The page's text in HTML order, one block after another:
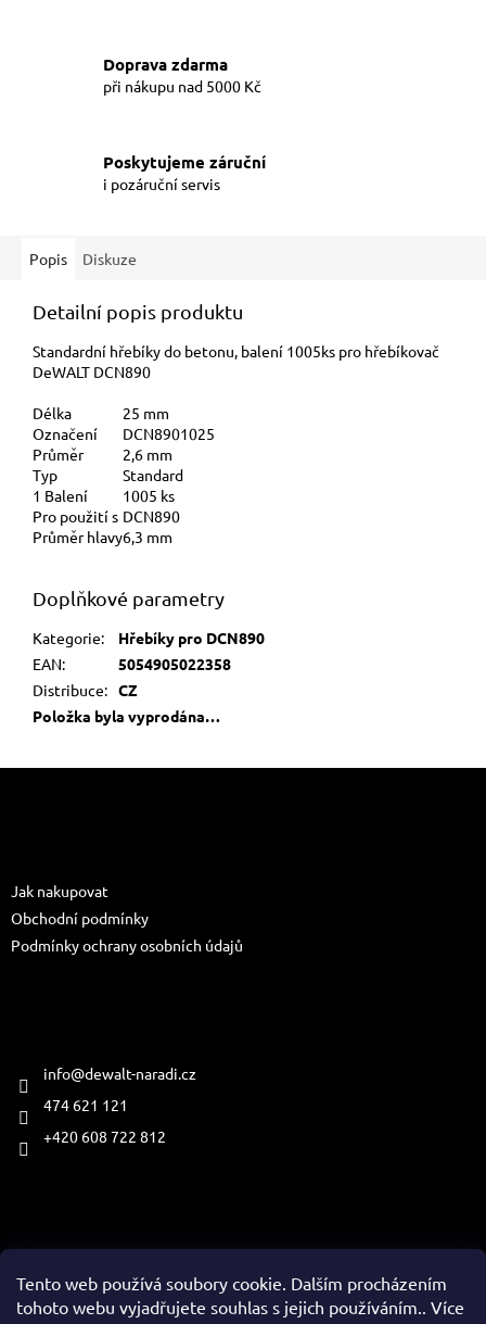
Tento web používá soubory cookie. Dalším procházením
tohoto webu vyjadřujete souhlas s jejich používáním.. Více
Doprava zdarma
při nákupu nad 5000 Kč
Poskytujeme záruční
i pozáruční servis
Popis Diskuze
Detailní popis produktu
Standardní hřebíky do betonu, balení 1005ks pro hřebíkovač
DeWALT DCN890
Délka
25 mm
Označení
DCN8901025
Průměr
2,6 mm
Typ
Standard
1 Balení
1005 ks
Pro použití s DCN890
Průměr hlavy6,3 mm
Doplňkové parametry
Kategorie:
Hřebíky pro DCN890
EAN:
5054905022358
Distribuce: CZ
Položka byla vyprodána…
Jak nakupovat
Obchodní podmínky
Podmínky ochrany osobních údajů
info@dewalt-naradi.cz
474 621 121
+420 608 722 812